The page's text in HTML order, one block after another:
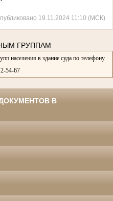
19.11.2024 11:10 (МСК)
ГРУППАМ
населения в здание суда по телефону
54-67
В